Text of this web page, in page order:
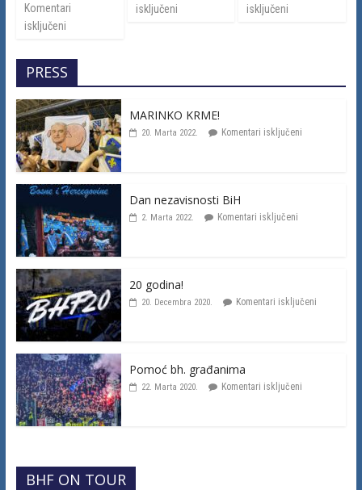
Komentari
isključeni
isključeni
isključeni
PRESS
MARINKO KRME!
20. Marta 2022. Komentari isključeni
Dan nezavisnosti BiH
2. Marta 2022. Komentari isključeni
20 godina!
20. Decembra 2020. Komentari isključeni
Pomoć bh. građanima
22. Marta 2020. Komentari isključeni
BHF ON TOUR